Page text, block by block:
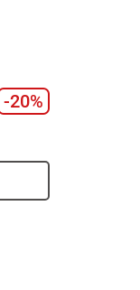
-20%